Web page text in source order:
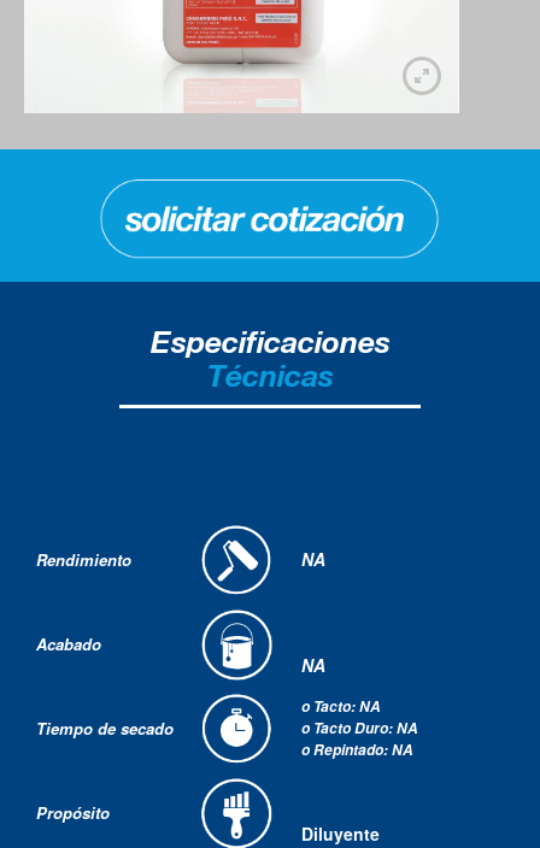
Especificaciones
Técnicas
Rendimiento NA
Acabado
NA
Tiempo de secado
o Tacto: NA
o Tacto Duro: NA
o Repintado: NA
Propósito
Diluyente